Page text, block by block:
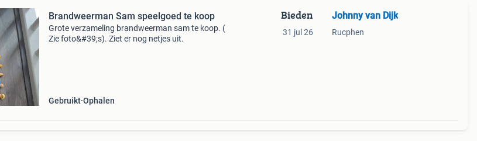
Brandweerman Sam speelgoed te koop
Grote verzameling brandweerman sam te koop. (
Zie foto&#39;s). Ziet er nog netjes uit.
Gebruikt Ophalen
Bieden
31 jul 26
Johnny van Dijk
Rucphen